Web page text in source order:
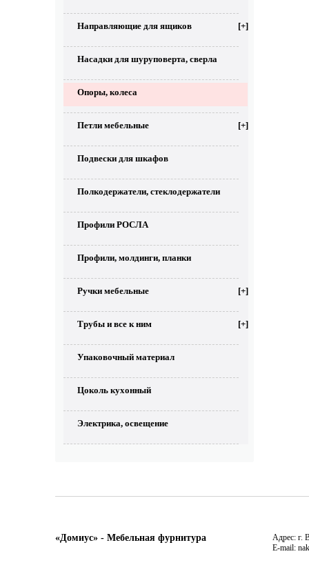
Направляющие для ящиков [+]
Насадки для шуруповерта, сверла
Опоры, колеса
Петли мебельные [+]
Подвески для шкафов
Полкодержатели, стеклодержатели
Профили РОСЛА
Профили, молдинги, планки
Ручки мебельные [+]
Трубы и все к ним [+]
Упаковочный материал
Цоколь кухонный
Электрика, освещение
«Домиус» - Мебельная фурнитура
Адрес: г.
E-mail: